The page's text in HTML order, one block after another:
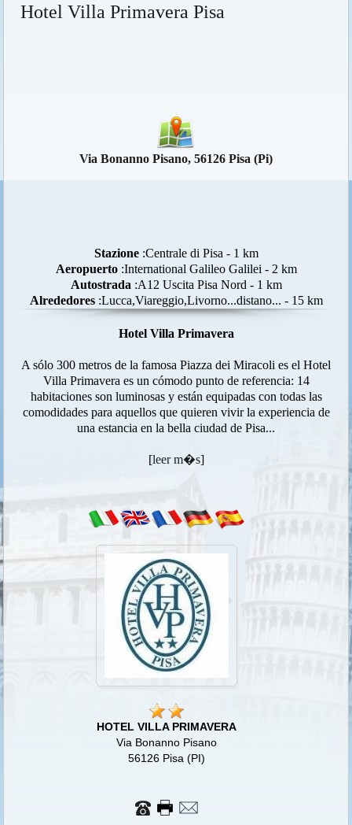
Hotel Villa Primavera Pisa
Via Bonanno Pisano, 56126 Pisa (Pi)
Stazione:Centrale di Pisa - 1 km
Aeropuerto:International Galileo Galilei - 2 km
Autostrada :A12 Uscita Pisa Nord - 1 km
Alrededores:Lucca,Viareggio,Livorno...distano... - 15 km
Hotel Villa Primavera
A sólo 300 metros de la famosa Piazza dei Miracoli es el Hotel
Villa Primavera es un cómodo punto de referencia: 14
habitaciones son luminosas y están equipadas con todas las
comodidades para aquellos que quieren vivir la experiencia de
una estancia en la bella ciudad de Pisa...
[leer m�s]
HOTEL VILLA PRIMAVERA
Via Bonanno Pisano
56126 Pisa (PI)